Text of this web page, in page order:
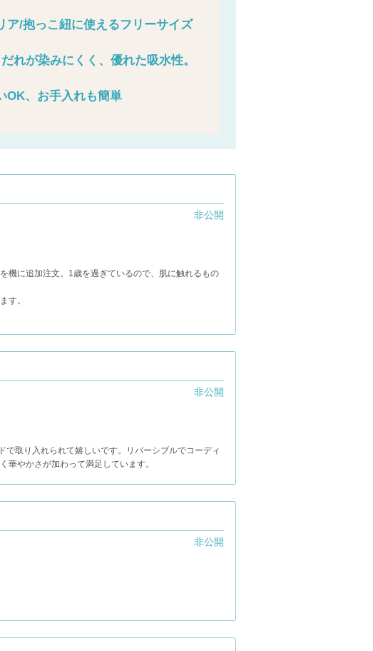
ア/抱っこ紐に使えるフリーサイズ
れが染みにくく、優れた吸水性。
OK、お手入れも簡単
非公開
機に追加注文。1歳を過ぎているので、肌に触れるもの
す。
非公開
取り入れられて嬉しいです。リバーシブルでコーディ
華やかさが加わって満足しています。
非公開